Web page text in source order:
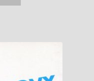
5,00 €.